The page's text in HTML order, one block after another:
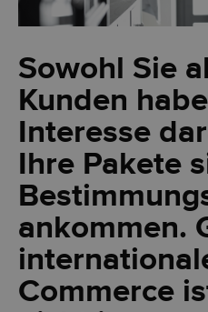
Sowohl Sie
Kunden
Interesse
Ihre Pakete
ankommen.
Commerce